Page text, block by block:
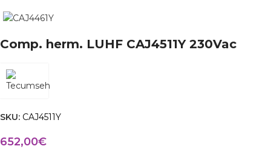
Comp. herm. LUHF CAJ4511Y 230Vac
SKU: CAJ4511Y
652,00€